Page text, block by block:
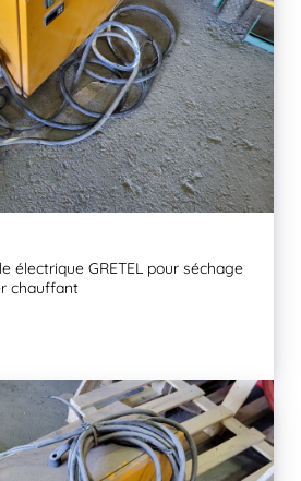
électrique GRETEL pour séchage
chauffant